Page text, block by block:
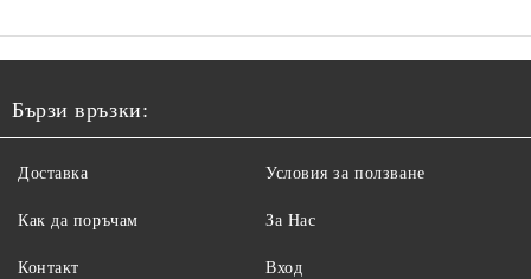
Бързи връзки:
Доставка
Как да поръчам
Контакт
Условия за ползване
За Нас
Вход